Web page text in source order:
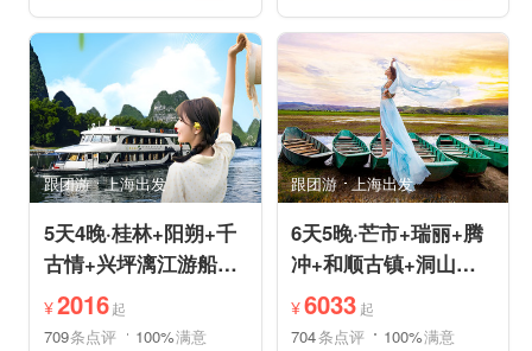
充足自由时间
免费接送机
家庭游
品质游
休闲游
环游洱海
跟团游 上海出发
5天4晚·桂林+阳朔+千
古情+兴坪漓江游船
+古东森林瀑布+十里
画廊
¥2016起
709条点评 100%满意
赠送旅拍
充足自由时间
免费接送机
家庭游
品质游
环游洱海
自然山水
跟团游 上海出发
6天5晚·芒市+瑞丽+腾
冲+和顺古镇+洞山温
泉+中缅姐告国门跟团
游
¥6033 起
704条点评 100%满意